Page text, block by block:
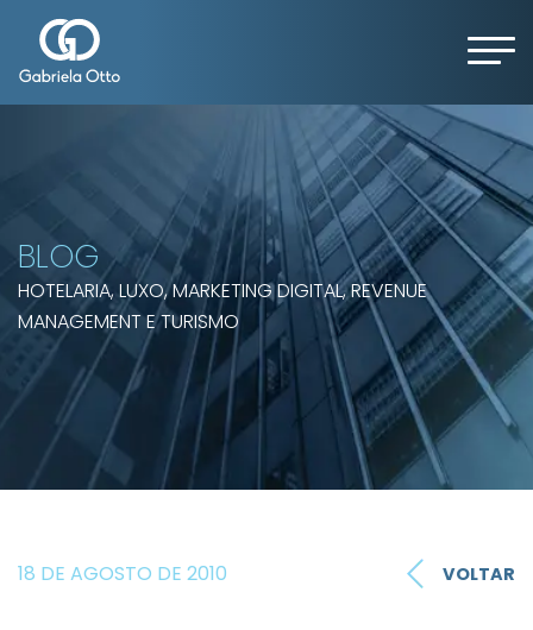
BLOG
HOTELARIA, LUXO, MARKETING DIGITAL, REVENUE
MANAGEMENT E TURISMO
18 DE AGOSTO DE 2010 VOLTAR